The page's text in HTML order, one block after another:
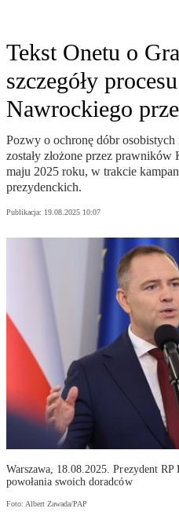
Tekst Onetu o
szczegóły
Nawrockiego
Pozwy o ochronę dóbr
zostały złożone przez
maju 2025 roku, w trakcie
prezydenckich.
Publikacja: 19.08.2025 10:07
Warszawa, 18.08.2025. Prezydent
powołania swoich doradców
Foto: Albert Zawada/PAP